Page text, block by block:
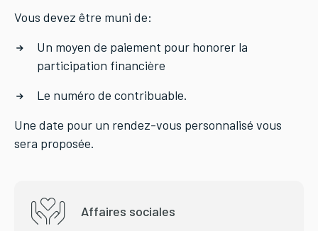
Vous devez être muni de:
Un moyen de paiement pour honorer la
participation financière
Le numéro de contribuable.
Une date pour un rendez-vous personnalisé vous
sera proposée.
Affaires sociales